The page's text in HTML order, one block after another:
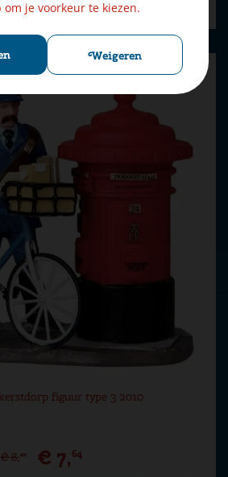
om je voorkeur te kiezen.
Weigeren
figuur type 3 2010
€ 8,49 € 7,64